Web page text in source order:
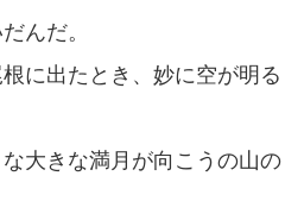
んだ。
に出たとき、妙に空が明る
大きな満月が向こうの山の